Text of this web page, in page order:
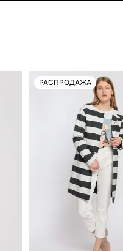
РАСПРОДАЖА